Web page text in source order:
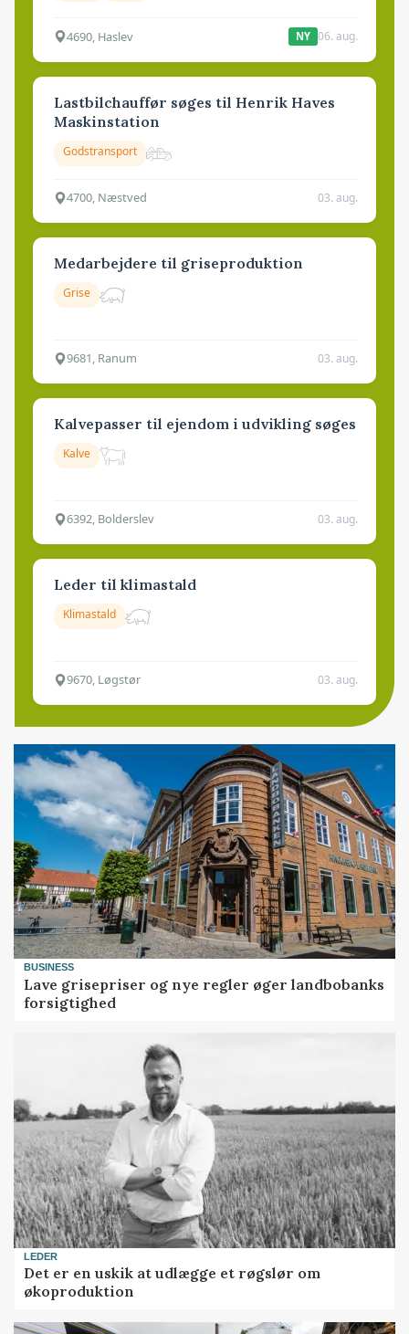
4690, Haslev NY 06. aug.
Lastbilchauffør søges til Henrik Haves
Maskinstation
Godstransport
4700, Næstved 03. aug.
Medarbejdere til griseproduktion
Grise
9681, Ranum 03. aug.
Kalvepasser til ejendom i udvikling søges
Kalve
6392, Bolderslev 03. aug.
Leder til klimastald
Klimastald
9670, Løgstør 03. aug.
BUSINESS
Lave grisepriser og nye regler øger landbobanks
forsigtighed
LEDER
Det er en uskik at udlægge et røgslør om
økoproduktion